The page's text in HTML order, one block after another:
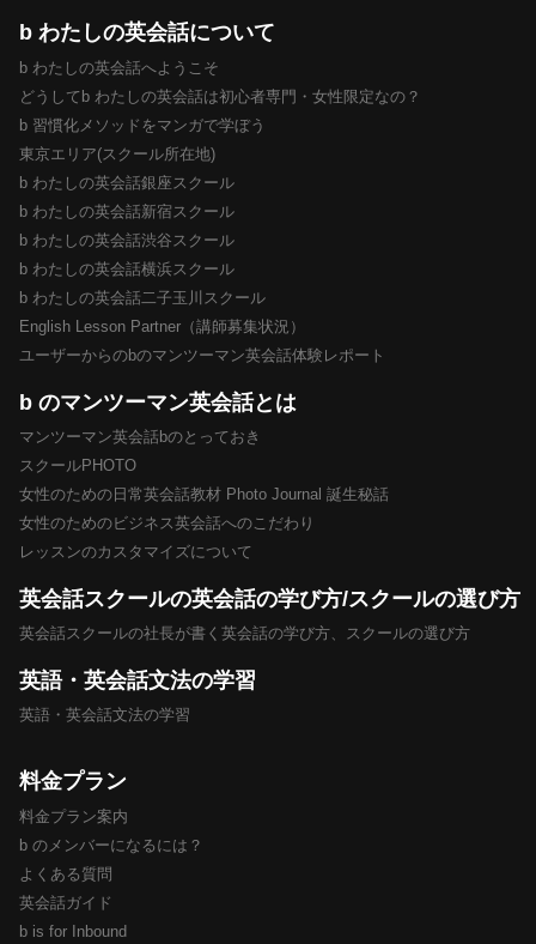
b わたしの英会話について
b わたしの英会話へようこそ
どうしてb わたしの英会話は初心者専門・女性限定なの？
b 習慣化メソッドをマンガで学ぼう
東京エリア(スクール所在地)
b わたしの英会話銀座スクール
b わたしの英会話新宿スクール
b わたしの英会話渋谷スクール
b わたしの英会話横浜スクール
b わたしの英会話二子玉川スクール
English Lesson Partner（講師募集状況）
ユーザーからのbのマンツーマン英会話体験レポート
b のマンツーマン英会話とは
マンツーマン英会話bのとっておき
スクールPHOTO
女性のための日常英会話教材 Photo Journal 誕生秘話
女性のためのビジネス英会話へのこだわり
レッスンのカスタマイズについて
英会話スクールの英会話の学び方/スクールの選び方
英会話スクールの社長が書く英会話の学び方、スクールの選び方
英語・英会話文法の学習
英語・英会話文法の学習
料金プラン
料金プラン案内
b のメンバーになるには？
よくある質問
英会話ガイド
b is for Inbound